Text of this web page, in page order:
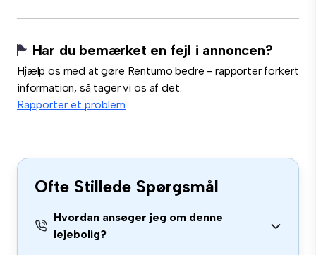
Har du bemærket en fejl i annoncen?
Hjælp os med at gøre Rentumo bedre - rapporter forkert
information, så tager vi os af det.
Rapporter et problem
Ofte Stillede Spørgsmål
Hvordan ansøger jeg om denne
lejebolig?